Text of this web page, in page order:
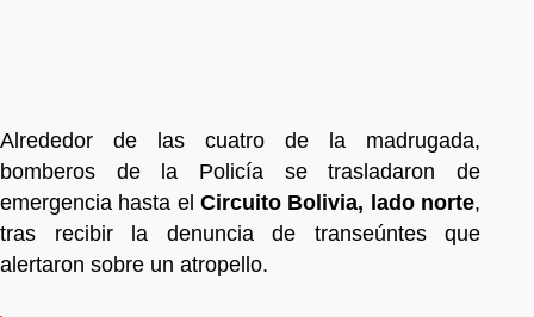
Alrededor de las cuatro de la madrugada,
bomberos de la Policía se trasladaron de
emergencia hasta el Circuito Bolivia, lado norte,
tras recibir la denuncia de transeúntes que
alertaron sobre un atropello.